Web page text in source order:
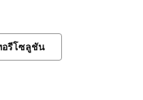
อรีโซลูชัน